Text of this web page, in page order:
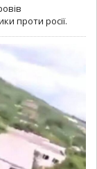
проти росії.